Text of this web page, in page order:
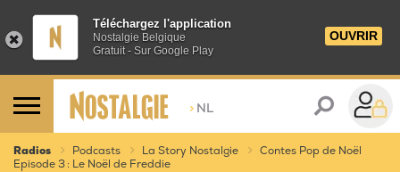
Téléchargez l'application
Nostalgie Belgique
Gratuit - Sur Google Play
OUVRIR
> NL
Radios Podcasts La Story Nostalgie
Contes Pop de Noël
Episode 3 : Le Noël de Freddie